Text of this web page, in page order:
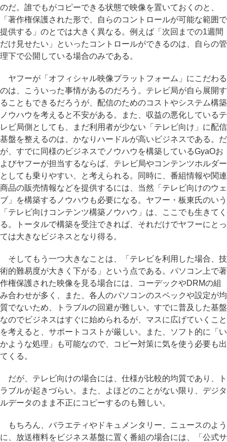
のだ。誰でもがコピーできる状態で映像を置いておくのと、
「著作権保護された形で、自らのコントロールが可能な範囲で
提供する」のとでは大きく異なる。例えば「次回までの1週間
だけ見せたい」といったコントロールができるのは、自らの管
理下で公開している場合のみである。
ヤフーが「オフィシャル映像プラットフォーム」にこだわる
のは、こういった事情があるのだろう。テレビ局が自ら展開す
ることもできるだろうが、配信のためのコストやシステム構築
ノウハウを考えると不安がある。また、収益の悪化しているテ
レビ局側としても、まだ利用者が少ない「テレビ向け」に配信
基盤を整えるのは、かなりハードルが高いビジネスである。だ
が、すでに同様のビジネスでノウハウを構築しているGyaOお
よびヤフーが担当するならば、テレビ局やコンテンツホルダー
としても乗りやすい、と考えられる。同時に、番組情報や関連
商品の販売情報などを提供するには、当然「テレビ向けのウェ
ブ」を構築するノウハウも必要になる。ヤフー・板東氏のいう
「テレビ向けコンテンツ構築ノウハウ」は、ここでも生きてく
る。トータルで構築を受注できれば、それだけでヤフーにとっ
ては大きなビジネスとなり得る。
そしてもう一つ大きなことは、「テレビを利用した場合、技
術的難易度が大きく下がる」という点である。パソコン上で著
作権保護された映像を見る場合には、コーデックやDRMの組
み合わせが多く、また、各人のパソコンのスペックや設定が均
質でないため、トラブルの回避が難しい。すでに普及した基盤
なのでビジネスはすぐに始められるが、マスに広げていくこと
を考えると、サポートコストが厳しい。また、ソフト的に「い
かような処理」も可能なので、コピー対策に気を使う必要も出
てくる。
だが、テレビ向けの場合には、仕様が比較的均質であり、ト
ラブルが起きづらい。また、よほどのことがない限り、デジタ
ルデータのまま不正にコピーするのも難しい。
もちろん、バラエティやドキュメンタリー、ニュースのよう
に、放送権料をビジネス基盤に置く番組の場合には、「公式サ